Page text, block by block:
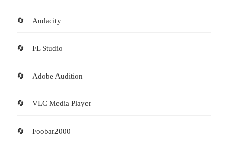
Audacity
FL Studio
Adobe Audition
VLC Media Player
Foobar2000